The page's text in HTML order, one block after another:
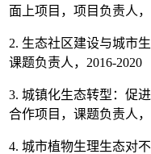
面上项目，项目负责人，
2. 生态社区建设与城市
课题负责人，2016-2020
3. 城镇化生态转型：促
合作项目，课题负责人，
4. 城市植物生理生态对